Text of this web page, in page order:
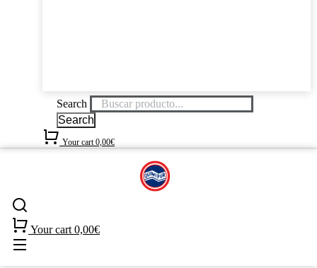
Search
Search
Your cart0,00€
Your cart 0,00€